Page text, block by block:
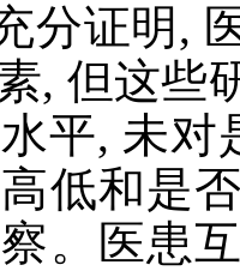
分证明,
, 但这些
平, 未
低和是
。医患